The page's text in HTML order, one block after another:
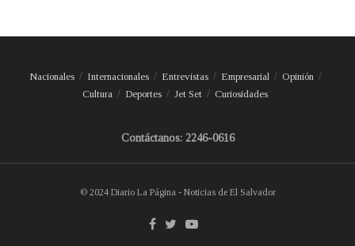
Nacionales Internacionales Entrevistas Empresarial
Opinión
Cultura
Deportes Jet Set Curiosidades
Contáctanos: 2246-0616
© 2024 Diario La Página - Noticias de El Salvador